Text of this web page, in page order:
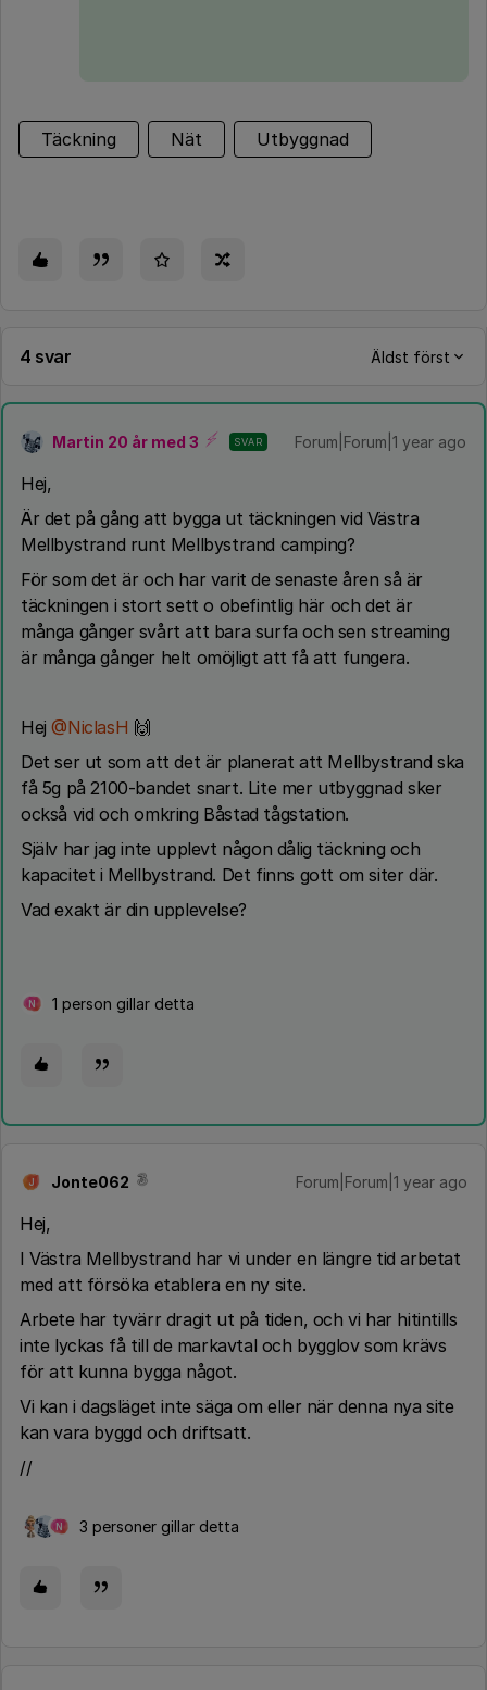
Täckning Nät Utbyggnad
4 svar Äldst först
Martin 20 år med 3 SVAR Forum|Forum|1 year ago
Hej,
Är det på gång att bygga ut täckningen vid Västra
Mellbystrand runt Mellbystrand camping?
För som det är och har varit de senaste åren så är
täckningen i stort sett o obefintlig här och det är
många gånger svårt att bara surfa och sen streaming
är många gånger helt omöjligt att få att fungera.
Hej ​@NiclasH 🙌
Det ser ut som att det är planerat att Mellbystrand ska
få 5g på 2100-bandet snart. Lite mer utbyggnad sker
också vid och omkring Båstad tågstation.
Själv har jag inte upplevt någon dålig täckning och
kapacitet i Mellbystrand. Det finns gott om siter där.
Vad exakt är din upplevelse?
N 1 person gillar detta
J Jonte062 Forum|Forum|1 year ago
Hej,
I Västra Mellbystrand har vi under en längre tid arbetat
med att försöka etablera en ny site.
Arbete har tyvärr dragit ut på tiden, och vi har hitintills
inte lyckas få till de markavtal och bygglov som krävs
för att kunna bygga något.
Vi kan i dagsläget inte säga om eller när denna nya site
kan vara byggd och driftsatt.
//
N 3 personer gillar detta